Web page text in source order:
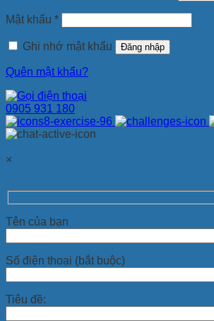
Mật khẩu *
Ghi nhớ mật khẩu Đăng nhập
Quên mật khẩu?
0905 931 180
×
Tên của bạn
Số điện thoại (bắt buộc)
Tiêu đề: